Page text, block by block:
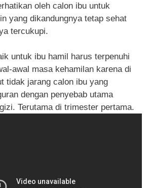
oleh calon ibu untuk
yang dikandungnya tetap sehat
tercukupi.
untuk ibu hamil harus terpenuhi
awal masa kehamilan karena di
tidak jarang calon ibu yang
dengan penyebab utama
Terutama di trimester pertama.